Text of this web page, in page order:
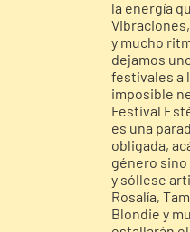
la energía
y mucho
dejamos
festivales a
imposible
Festival
es una
obligada,
género
y sóllese
Rosalía,
Blondie y